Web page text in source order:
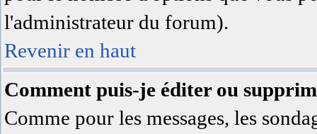
l'administrateur du forum).
Revenir en haut
Comment puis-je éditer ou
Comme pour les messages, les